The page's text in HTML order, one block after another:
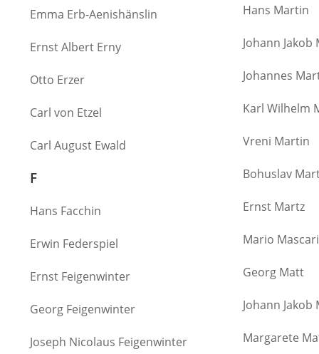
Emma Erb-Aenishänslin
Ernst Albert Erny
Otto Erzer
Carl von Etzel
Carl August Ewald
F
Hans Facchin
Erwin Federspiel
Ernst Feigenwinter
Georg Feigenwinter
Joseph Nicolaus Feigenwinter
Hans Martin
Johann Jakob
Johannes
Karl Wilhelm
Vreni Martin
Bohuslav
Ernst Martz
Mario
Georg Matt
Johann Jakob
Margarete